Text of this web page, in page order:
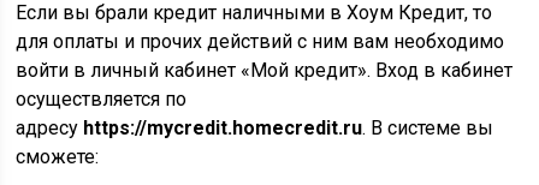
Если вы брали кредит наличными в Хоум Кредит, то
для оплаты и прочих действий с ним вам необходимо
войти в личный кабинет «Мой кредит». Вход в кабинет
осуществляется по
адресу https://mycredit.homecredit.ru. В системе вы
сможете: